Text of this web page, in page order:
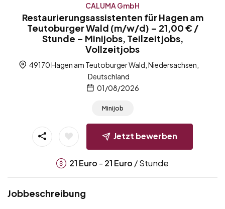
CALUMA GmbH
Restaurierungsassistenten für Hagen am
Teutoburger Wald (m/w/d) – 21,00 € /
Stunde – Minijobs, Teilzeitjobs,
Vollzeitjobs
49170 Hagen am Teutoburger Wald, Niedersachsen,
Deutschland
01/08/2026
Minijob
Jetzt bewerben
21 Euro - 21 Euro / Stunde
Jobbeschreibung